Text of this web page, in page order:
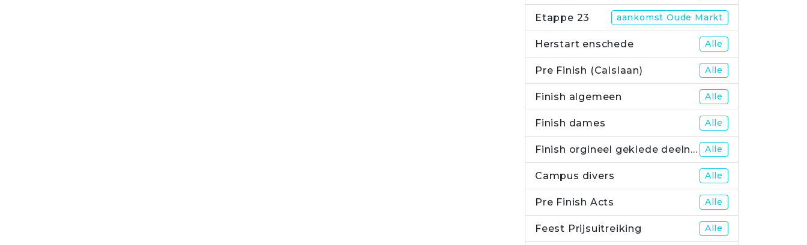
Etappe 23 aankomst Oude Markt
Herstart enschede Alle
Pre Finish (Calslaan) Alle
Finish algemeen Alle
Finish dames Alle
Finish orgineel geklede deelnemers Alle
Campus divers Alle
Pre Finish Acts Alle
Feest Prijsuitreiking Alle